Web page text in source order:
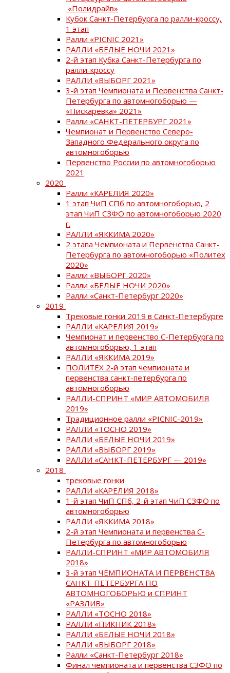
«Полидрайв»
Кубок Санкт-Петербурга по ралли-кроссу,
1 этап
Ралли «PICNIC 2021»
РАЛЛИ «БЕЛЫЕ НОЧИ 2021»
2-й этап Кубка Санкт-Петербурга по
ралли-кроссу
РАЛЛИ «ВЫБОРГ 2021»
3-й этап Чемпионата и Первенства Санкт-
Петербурга по автомногоборью —
«Пискаревка» 2021»
Ралли «САНКТ-ПЕТЕРБУРГ 2021»
Чемпионат и Первенство Северо-
Западного Федерального округа по
автомногоборью
Первенство России по автомногоборью
2021
2020
Ралли «КАРЕЛИЯ 2020»
1 этап ЧиП СПб по автомногоборью, 2
этап ЧиП СЗФО по автомногоборью 2020
г.
РАЛЛИ «ЯККИМА 2020»
2 этапа Чемпионата и Первенства Санкт-
Петербурга по автомногоборью «Политех
2020»
Ралли «ВЫБОРГ 2020»
Ралли «БЕЛЫЕ НОЧИ 2020»
Ралли «Санкт-Петербург 2020»
2019
Трековые гонки 2019 в Санкт-Петербурге
РАЛЛИ «КАРЕЛИЯ 2019»
Чемпионат и первенство С-Петербурга по
автомногоборью, 1 этап
РАЛЛИ «ЯККИМА 2019»
ПОЛИТЕХ 2-й этап чемпионата и
первенства санкт-петербурга по
автомногоборью
РАЛЛИ-СПРИНТ «МИР АВТОМОБИЛЯ
2019»
Традиционное ралли «PICNIC-2019»
РАЛЛИ «ТОСНО 2019»
РАЛЛИ «БЕЛЫЕ НОЧИ 2019»
РАЛЛИ «ВЫБОРГ 2019»
РАЛЛИ «САНКТ-ПЕТЕРБУРГ — 2019»
2018
трековые гонки
РАЛЛИ «КАРЕЛИЯ 2018»
1-й этап ЧиП СПб, 2-й этап ЧиП СЗФО по
автомногоборью
РАЛЛИ «ЯККИМА 2018»
2-й этап Чемпионата и первенства С-
Петербурга по автомногоборью
РАЛЛИ-СПРИНТ «МИР АВТОМОБИЛЯ
2018»
3-й этап ЧЕМПИОНАТА И ПЕРВЕНСТВА
САНКТ-ПЕТЕРБУРГА ПО
АВТОМНОГОБОРЬЮ и СПРИНТ
«РАЗЛИВ»
РАЛЛИ «ТОСНО 2018»
РАЛЛИ «ПИКНИК 2018»
РАЛЛИ «БЕЛЫЕ НОЧИ 2018»
РАЛЛИ «ВЫБОРГ 2018»
Ралли «Санкт-Петербург 2018»
Финал чемпионата и первенства СЗФО по